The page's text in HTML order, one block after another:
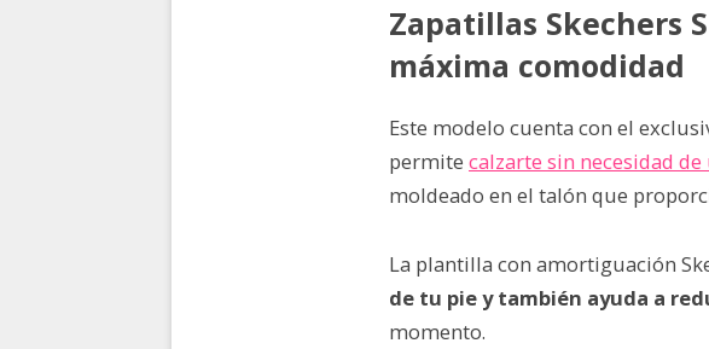
Zapatillas Skechers
máxima comodidad
Este modelo cuenta con el
permite calzarte sin necesidad
moldeado en el talón que
La plantilla con amortiguación
de tu pie y también ayuda a
momento.